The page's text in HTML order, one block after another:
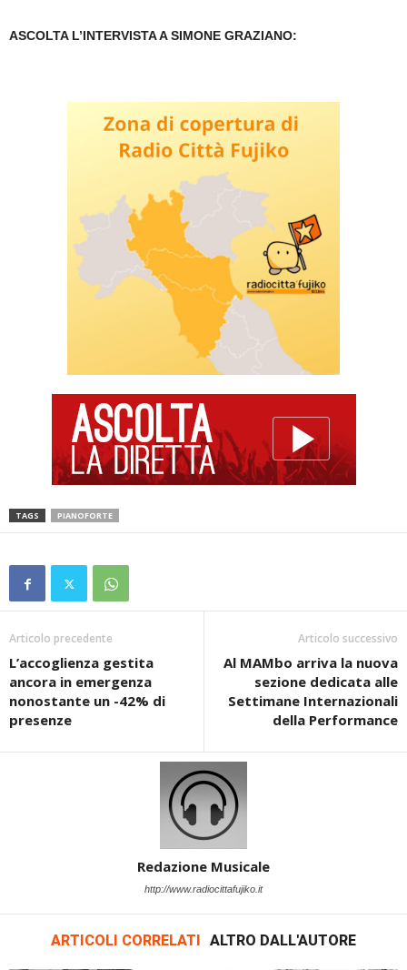
ASCOLTA L’INTERVISTA A SIMONE GRAZIANO:
TAGS PIANOFORTE
Articolo precedente
L’accoglienza gestita
ancora in emergenza
nonostante un -42% di
presenze
Articolo successivo
Al MAMbo arriva la nuova
sezione dedicata alle
Settimane Internazionali
della Performance
Redazione Musicale
http://www.radiocittafujiko.it
ARTICOLI CORRELATI ALTRO DALL'AUTORE